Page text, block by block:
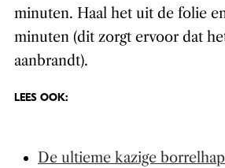
minuten. Haal het uit de folie
minuten (dit zorgt ervoor dat
aanbrandt).
LEES OOK:
De ultieme kazige borrelhap